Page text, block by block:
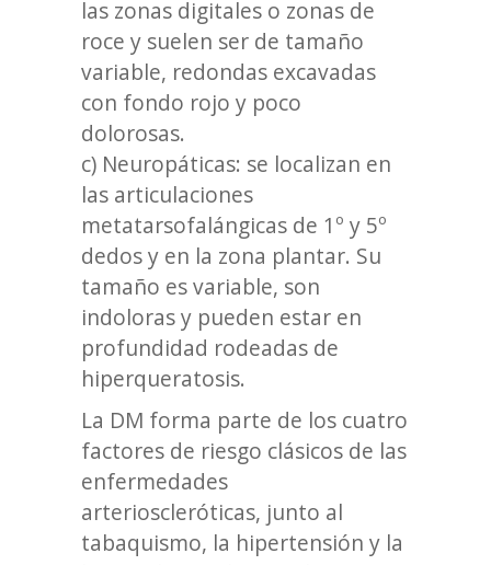
las zonas digitales o zonas de
roce y suelen ser de tamaño
variable, redondas excavadas
con fondo rojo y poco
dolorosas.
c) Neuropáticas: se localizan en
las articulaciones
metatarsofalángicas de 1º y 5º
dedos y en la zona plantar. Su
tamaño es variable, son
indoloras y pueden estar en
profundidad rodeadas de
hiperqueratosis.
La DM forma parte de los cuatro
factores de riesgo clásicos de las
enfermedades
arterioscleróticas, junto al
tabaquismo, la hipertensión y la